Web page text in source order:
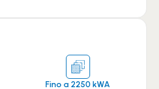
Fino a 2250 kWA